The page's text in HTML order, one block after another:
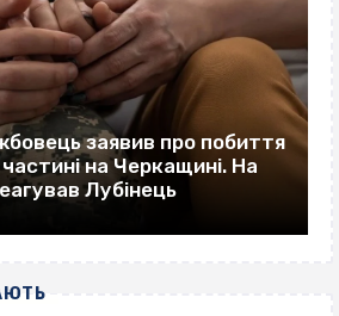
заявив про побиття
на Черкащині. На
Лубінець